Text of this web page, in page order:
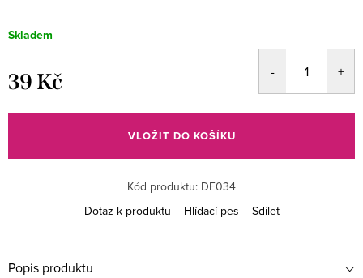
Skladem
39 Kč
cena:
VLOŽIT DO KOŠÍKU
Kód produktu: DE034
Dotaz k produktu
Hlídací pes Sdílet
Popis produktu